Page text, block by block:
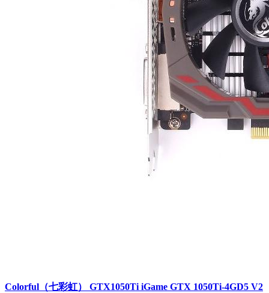
Colorful（七彩虹） GTX1050Ti iGame GTX 1050Ti-4GD5 V2